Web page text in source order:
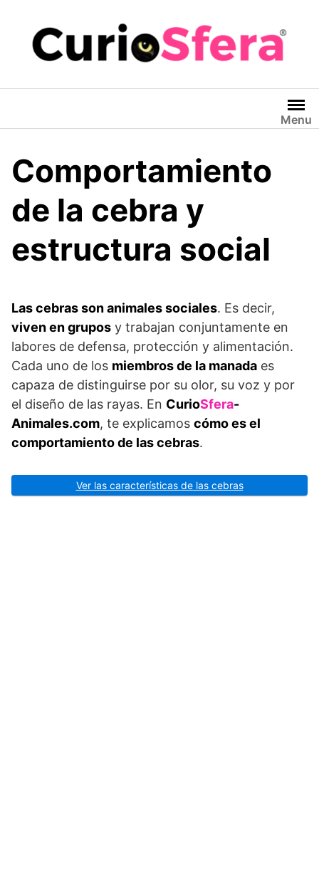
contenido
Menu
Comportamiento
de la cebra y
estructura social
Las cebras son animales sociales. Es decir,
viven en grupos y trabajan conjuntamente en
labores de defensa, protección y alimentación.
Cada uno de los miembros de la manada es
capaza de distinguirse por su olor, su voz y por
el diseño de las rayas. En CurioSfera-
Animales.com, te explicamos cómo es el
comportamiento de las cebras.
Ver las características de las cebras